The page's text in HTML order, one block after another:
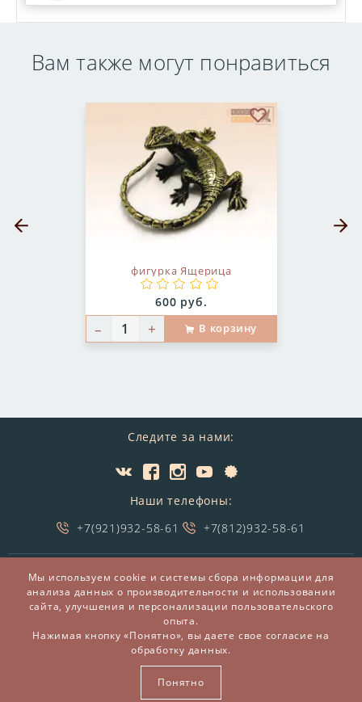
Вам также могут понравиться
фигурка Ящерица
Цена:
600 руб.
– + В корзину
В избранное
Предыдущий слайд
Следите за нами:
Наши телефоны:
+7(921)932-58-61
+7(812)932-58-61
Мы принимаем: Мы доставляем:
© 2014-2026 БронзаМания -Интернет-магазин
подарков и сувениров из бронзы
ВСЕ ПРАВА ЗАЩИЩЕНЫ BRONZAMANIA.RU®
Мы используем cookie и системы сбора информации для
анализа данных о производительности и использовании
сайта, улучшения и персонализации пользовательского
опыта.
Нажимая кнопку «Понятно», вы даете свое согласие на
обработку данных.
Понятно